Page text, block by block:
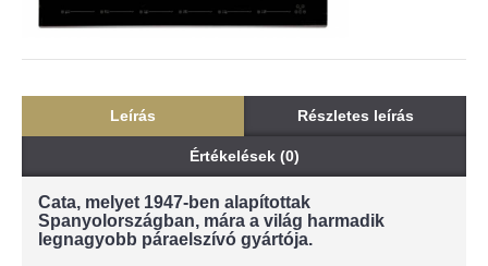
Leírás Részletes leírás
Értékelések (0)
Cata, melyet 1947-ben alapítottak
Spanyolországban, mára a világ harmadik
legnagyobb páraelszívó gyártója.